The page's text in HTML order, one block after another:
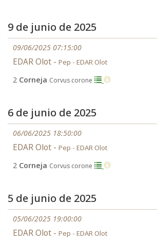
9 de junio de 2025
09/06/2025 07:15:00
EDAR Olot - Pep - EDAR Olot
2 Corneja Corvus corone
6 de junio de 2025
06/06/2025 18:50:00
EDAR Olot - Pep - EDAR Olot
2 Corneja Corvus corone
5 de junio de 2025
05/06/2025 19:00:00
EDAR Olot - Pep - EDAR Olot